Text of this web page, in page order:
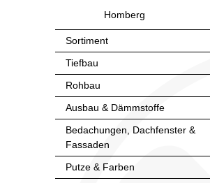
Homberg
Sortiment
Tiefbau
Rohbau
Ausbau & Dämmstoffe
Bedachungen, Dachfenster &
Fassaden
Putze & Farben